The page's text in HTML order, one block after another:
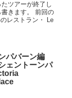
ツアーが終了し
きます。 前回の
レストラン・ Le
パバーン編
ェントーンパ